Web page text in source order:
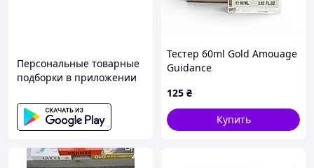
Персональные товарные
подборки в приложении
Тестер 60ml Gold Amouage
Guidance
125 ₴
Купить